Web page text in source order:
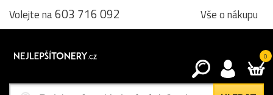
Volejte na603 716 092 Vše o nákupu
0